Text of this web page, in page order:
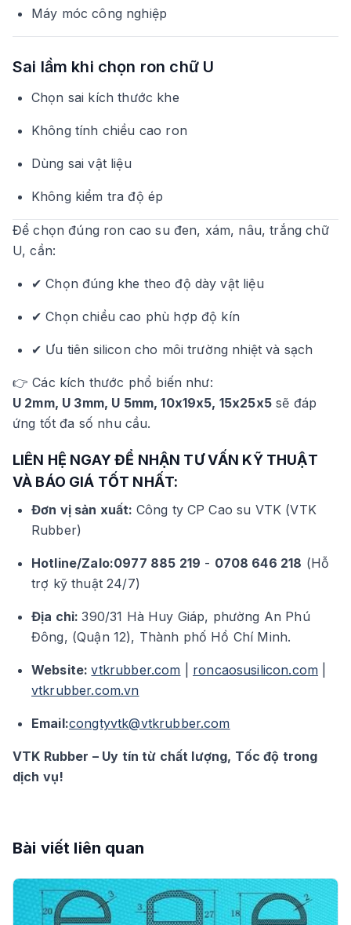
Máy móc công nghiệp
Sai lầm khi chọn ron chữ U
Chọn sai kích thước khe
Không tính chiều cao ron
Dùng sai vật liệu
Không kiểm tra độ ép
Để chọn đúng ron cao su đen, xám, nâu, trắng chữ
U, cần:
✔ Chọn đúng khe theo độ dày vật liệu
✔ Chọn chiều cao phù hợp độ kín
✔ Ưu tiên silicon cho môi trường nhiệt và sạch
👉 Các kích thước phổ biến như:
U 2mm, U 3mm, U 5mm, 10x19x5, 15x25x5sẽ đáp
ứng tốt đa số nhu cầu.
LIÊN HỆ NGAY ĐỂ NHẬN TƯ VẤN KỸ THUẬT
VÀ BÁO GIÁ TỐT NHẤT:
Đơn vị sản xuất: Công ty CP Cao su VTK (VTK
Rubber)
Hotline/Zalo:0977 885 219 - 0708 646 218 (Hỗ
trợ kỹ thuật 24/7)
Địa chỉ:390/31 Hà Huy Giáp, phường An Phú
Đông, (Quận 12), Thành phố Hồ Chí Minh.
Website:vtkrubber.com roncaosusilicon.com
vtkrubber.com.vn
Email:congtyvtk@vtkrubber.com
VTK Rubber – Uy tín từ chất lượng, Tốc độ trong
dịch vụ!
Bài viết liên quan